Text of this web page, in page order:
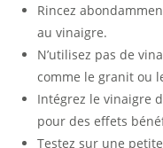
Rincez
au vinaigre.
N’utilisez pas de
comme le granit ou
Intégrez le vinaigre
pour des effets
Testez sur une